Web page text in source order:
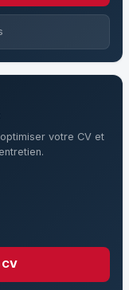
votre CV et